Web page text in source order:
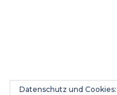
Datenschutz und